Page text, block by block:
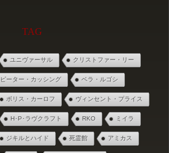
TAG
ユニヴァーサル クリストファー・リー
ピーター・カッシング ベラ・ルゴシ
ボリス・カーロフ ヴィンセント・プライス
H･P･ラヴクラフト RKO ミイラ
ジキルとハイド 死霊館 アミカス